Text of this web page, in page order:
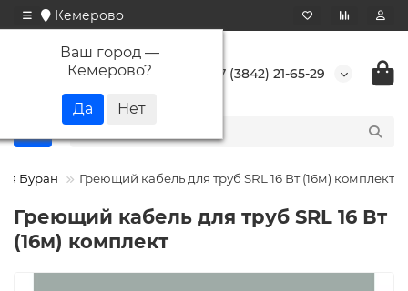
Кемерово
Ваш город —
Кемерово? +7 (3842) 21-65-29
Буран Греющий кабель для труб SRL 16 Вт (16м) комплект
Греющий кабель для труб SRL 16 Вт
(16м) комплект